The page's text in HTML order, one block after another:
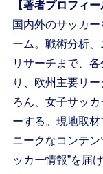
【著者プロフィー
国内外のサッカ
ーム。戦術分析
リサーチまで、
り、欧州主要リ
ろん、女子サッ
ーする。現地取
ニークなコンテ
ッカー情報”を届